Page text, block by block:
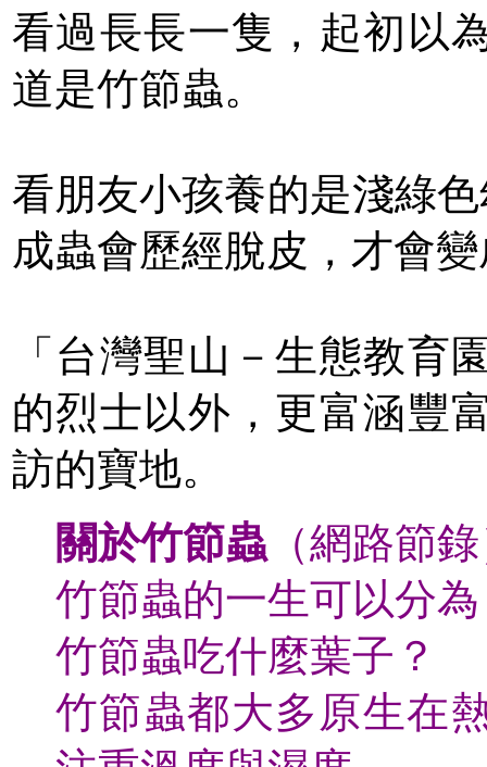
看過長長一隻，起初以
道是竹節蟲。
看朋友小孩養的是淺綠
成蟲會歷經脫皮，才會
「台灣聖山－生態教育
的烈士以外，更富涵豐
訪的寶地。
關於竹節蟲 （網路節
竹節蟲的一生可以分
竹節蟲吃什麼葉子？
竹節蟲都大多原生在